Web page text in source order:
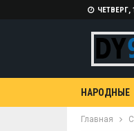
ЧЕТВЕРГ,
НАРОДНЫЕ
Главная